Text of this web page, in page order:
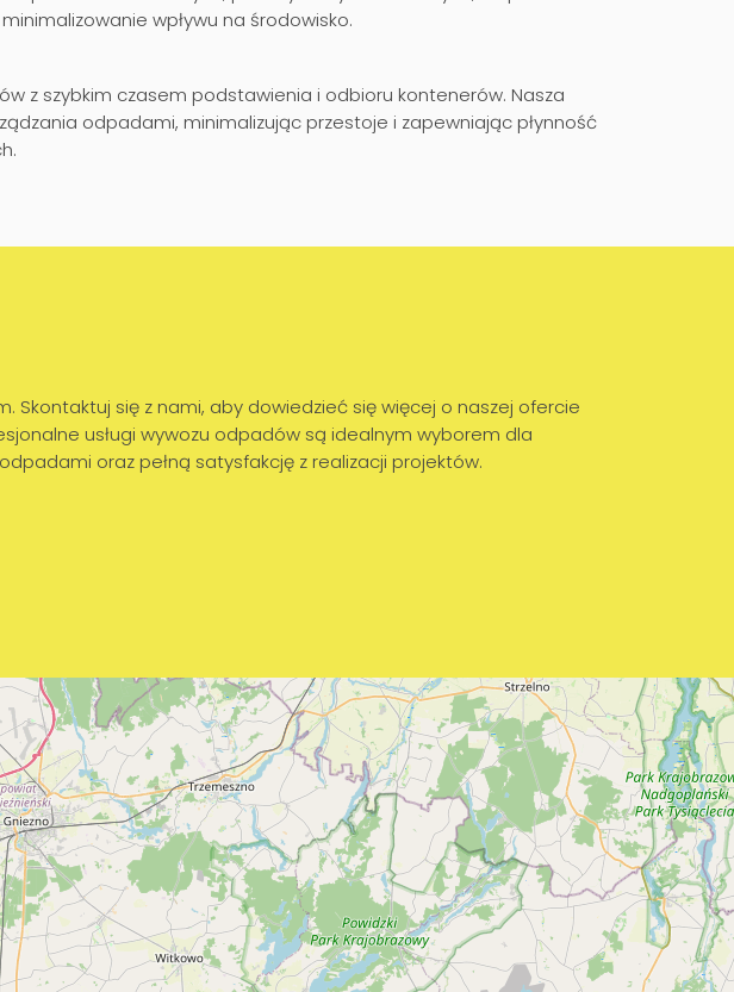
wpływu na środowisko.
z szybkim czasem podstawienia i odbioru kontenerów. Nasza
odpadami, minimalizując przestoje i zapewniając płynność
Skontaktuj się z nami, aby dowiedzieć się więcej o naszej ofercie
usługi wywozu odpadów są idealnym wyborem dla
oraz pełną satysfakcję z realizacji projektów.